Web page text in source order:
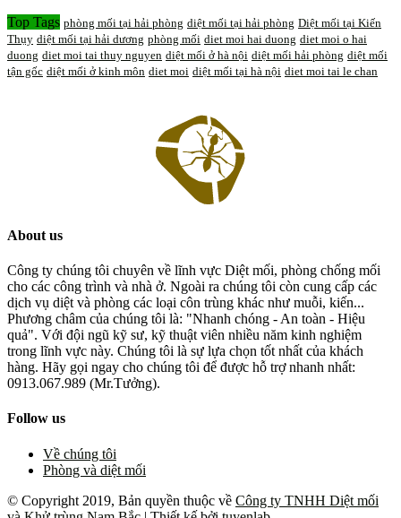
Top Tags phòng mối tại hải phòng diệt mối tại hải phòng Diệt mối tại Kiến
Thụy diệt mối tại hải dương phòng mối diet moi hai duong diet moi o hai
duong diet moi tai thuy nguyen diệt mối ở hà nội diệt mối hải phòng diệt mối
tận gốc diệt mối ở kinh môn diet moi diệt mối tại hà nội diet moi tai le chan
About us
Công ty chúng tôi chuyên về lĩnh vực Diệt mối, phòng chống mối
cho các công trình và nhà ở. Ngoài ra chúng tôi còn cung cấp các
dịch vụ diệt và phòng các loại côn trùng khác như muỗi, kiến...
Phương châm của chúng tôi là: "Nhanh chóng - An toàn - Hiệu
quả". Với đội ngũ kỹ sư, kỹ thuật viên nhiều năm kinh nghiệm
trong lĩnh vực này. Chúng tôi là sự lựa chọn tốt nhất của khách
hàng. Hãy gọi ngay cho chúng tôi để được hỗ trợ nhanh nhất:
0913.067.989 (Mr.Tưởng).
Follow us
Về chúng tôi
Phòng và diệt mối
© Copyright 2019, Bản quyền thuộc về Công ty TNHH Diệt mối